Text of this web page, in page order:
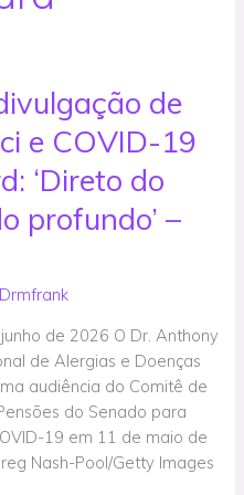
de
e COVID-19
‘Direto do
profundo’ –
Drmfrank
de 2026 O Dr. Anthony
de Alergias e Doenças
audiência do Comitê de
do Senado para
19 em 11 de maio de
Nash-Pool/Getty Images